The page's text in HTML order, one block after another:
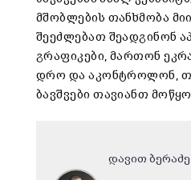
მშობლების თანხმობა
შეეძლებათ შეადგინონ
გრაფიკები, მართონ
დრო და აკონტროლონ,
ბავშვები თავიანთ
დავით ბერაძე